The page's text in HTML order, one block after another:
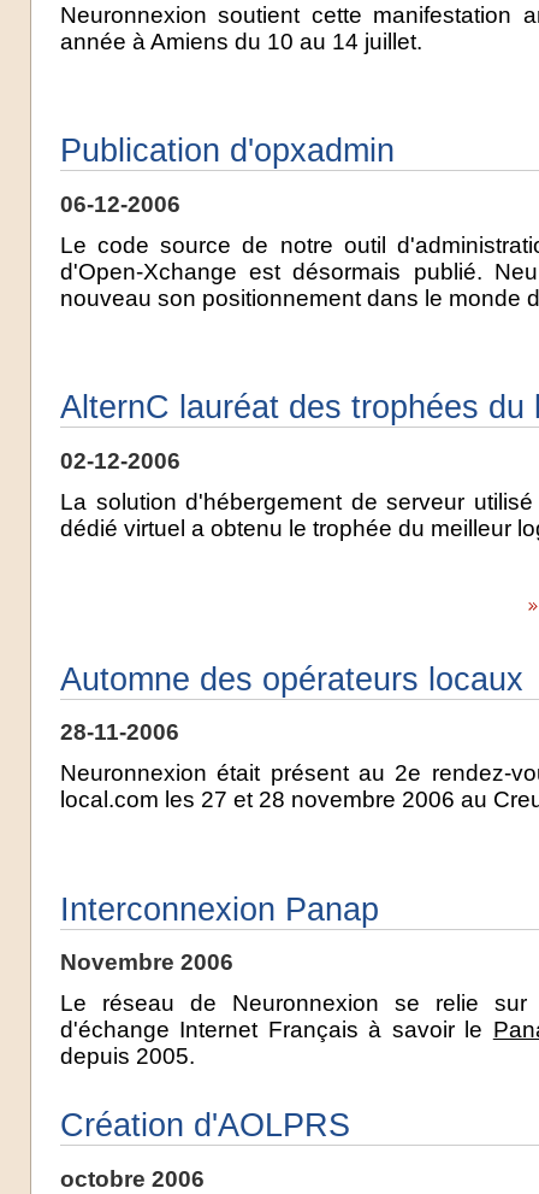
Neuronnexion soutient cette manifestation
année à Amiens du 10 au 14 juillet.
Publication d'opxadmin
06-12-2006
Le code source de notre outil
d'Open-Xchange est désormais publié.
nouveau son positionnement dans le monde
AlternC lauréat des trophées du
02-12-2006
La solution d'hébergement de serveur
dédié virtuel a obtenu le trophée du meilleur
Automne des opérateurs locaux
28-11-2006
Neuronnexion était présent au 2e rendez-
local.com les 27 et 28 novembre 2006 au
Interconnexion Panap
Novembre 2006
Le réseau de Neuronnexion se relie
d'échange Internet Français à savoir le
depuis 2005.
Création d'AOLPRS
octobre 2006